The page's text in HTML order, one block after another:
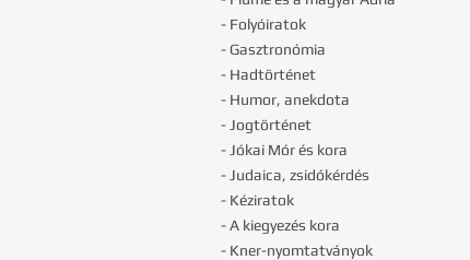
- Folyóiratok
- Gasztronómia
- Hadtörténet
- Humor, anekdota
- Jogtörténet
- Jókai Mór és kora
- Judaica, zsidókérdés
- Kéziratok
- A kiegyezés kora
- Kner-nyomtatványok